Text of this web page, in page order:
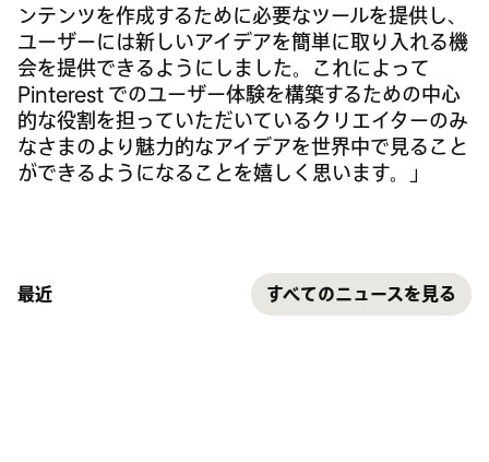
ンテンツを作成するために必要なツールを提供し、
ユーザーには新しいアイデアを簡単に取り入れる機
会を提供できるようにしました。これによって
Pinterest でのユーザー体験を構築するための中心
的な役割を担っていただいているクリエイターのみ
なさまのより魅力的なアイデアを世界中で見ること
ができるようになることを嬉しく思います。」
最近 すべてのニュースを見る